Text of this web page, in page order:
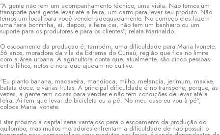
“A gente não tem um acompanhamento técnico, uma visita. Não temos um
transporte para gente levar até a feira, um carro para levar seu produto. Não
temos um local para você vender adequadamente. No começo eles fazem
uma feira bonitinha, aí, depois, a feira cai, não tem um banheiro ou um
suporte para os produtores e para os clientes”, relata Marinaldo.
O escoamento da produção é, também, uma dificuldade para Maria Ivonete,
56 anos, moradora da vila da Extrema do Curiaú, região que fica no limite
com a área urbana. A agricultora conta que, atualmente, são cinco pessoas
entre filhos, netos e nora que ajudam no cultivo.
“Eu planto banana, macaxeira, mandioca, milho, melancia, jerimum, maxixe,
batata doce, e várias frutas. A principal dificuldade é no transporte, porque, às
vezes, a gente tem coisas para vender e não tem condições de levar até a
feira. Aí tem que levar de bicicleta ou a pé. No meu caso eu vou à pé”,
coloca Maria Ivonete.
Estar próximo a capital seria vantajoso para o escoamento da produção do
quilombo, mas muitos moradores enfrentam a dificuldade de não possuir o